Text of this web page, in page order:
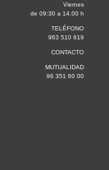
Viernes
de 09:30 a 14.00 h
TELÉFONO
963 510 619
CONTACTO
MUTUALIDAD
96 351 60 00